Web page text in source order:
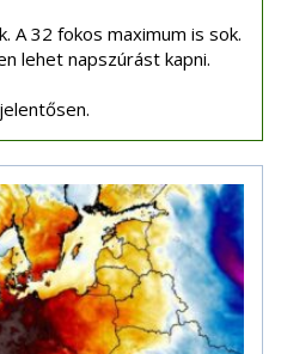
A 32 fokos maximum is sok.
lehet napszúrást kapni.